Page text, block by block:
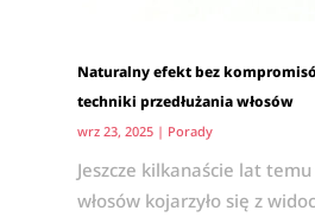
Naturalny efekt bez
techniki przedłużania włosów
wrz 23, 2025| Porady
Jeszcze kilkanaście lat
włosów kojarzyło się z